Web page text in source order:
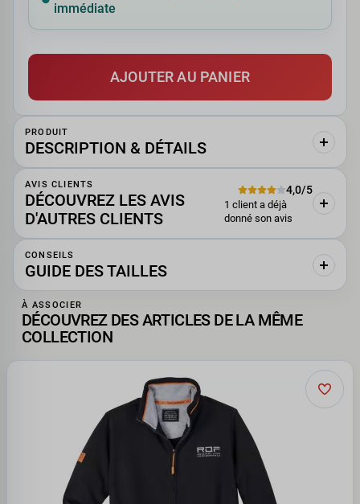
immédiate
AJOUTER AU PANIER
PRODUIT
DESCRIPTION & DÉTAILS
AVIS CLIENTS
DÉCOUVREZ LES AVIS
D'AUTRES CLIENTS
4,0/5
1 client a déjà
donné son avis
CONSEILS
GUIDE DES TAILLES
À ASSOCIER
DÉCOUVREZ DES ARTICLES DE LA MÊME
COLLECTION